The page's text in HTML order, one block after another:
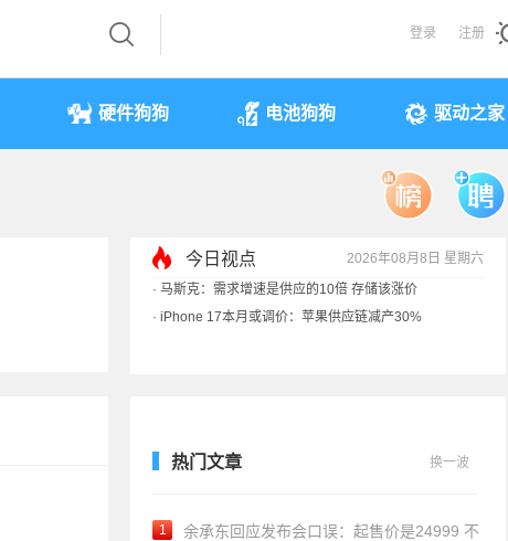
登录 注册
硬件狗狗 电池狗狗 驱动之家
今日视点 2026年08月8日 星期六
· iPhone 17本月或调价：苹果供应链减产30%
· 享界G9测试被质疑AI合成 实拍视频终结流言
热门文章 换一波
1
余承东回应发布会口误：起售价是24999 不